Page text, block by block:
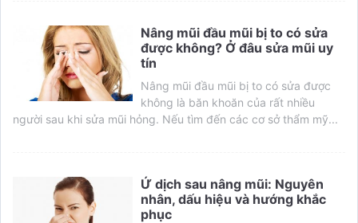
Nâng mũi đầu mũi bị to có sửa
được không? Ở đâu sửa mũi uy
tín
Nâng mũi đầu mũi bị to có sửa được
không là băn khoăn của rất nhiều
người sau khi sửa mũi hỏng. Nếu tìm đến các cơ sở thẩm mỹ...
Ứ dịch sau nâng mũi: Nguyên
nhân, dấu hiệu và hướng khắc
phục